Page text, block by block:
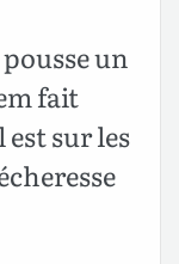
un
fait
sur les